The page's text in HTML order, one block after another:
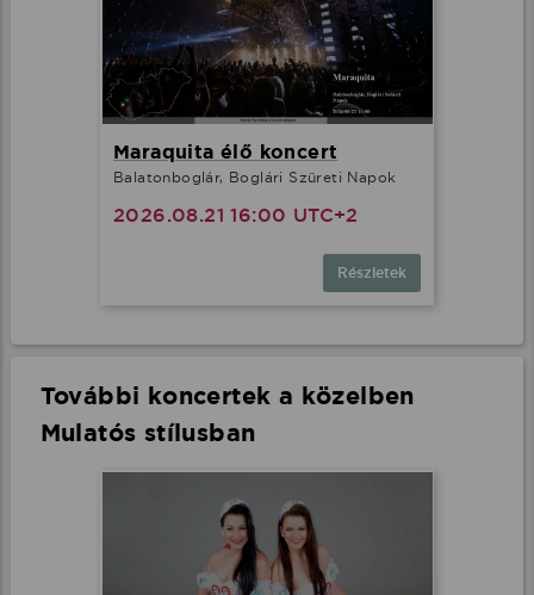
Maraquita élő koncert
Balatonboglár, Boglári Szüreti Napok
2026.08.21 16:00 UTC+2
Részletek
További koncertek a közelben
Mulatós stílusban